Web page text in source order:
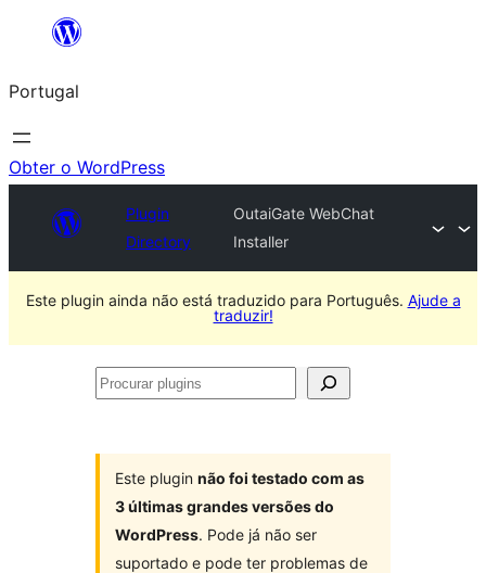
Saltar
o
conteúdo
Portugal
Obter o WordPress
Plugin
Directory
OutaiGate WebChat
Installer
Este plugin ainda não está traduzido para Português. Ajude a
traduzir!
Procurar
Este plugin não foi testado com as
3 últimas grandes versões do
WordPress. Pode já não ser
suportado e pode ter problemas de